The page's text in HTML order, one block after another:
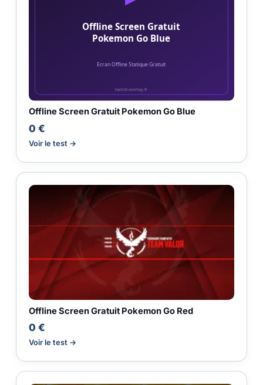
Offline Screen Gratuit Pokemon Go Blue
0 €
Voir le test →
Offline Screen Gratuit Pokemon Go Red
0 €
Voir le test →